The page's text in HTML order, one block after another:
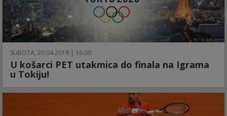
SUBOTA, 20.04.2019 | 16:00
U košarci PET utakmica do finala na Igrama
u Tokiju!